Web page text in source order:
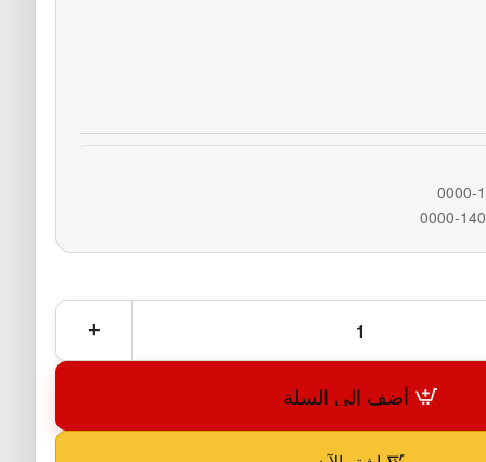
أضف إلى السلة